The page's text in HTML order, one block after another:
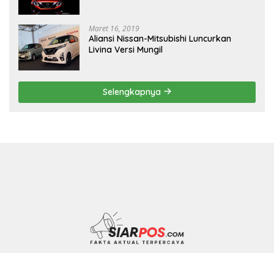
Maret 16, 2019
Aliansi Nissan-Mitsubishi Luncurkan
Livina Versi Mungil
Selengkapnya